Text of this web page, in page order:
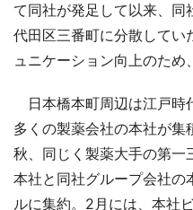
て同社が発足して以来、
代田区三番町に分散してい
ュニケーション向上のため
日本橋本町周辺は江戸時
多くの製薬会社の本社が
秋、同じく製薬大手の第
本社と同社グループ会社
ルに集約。2月には、本社